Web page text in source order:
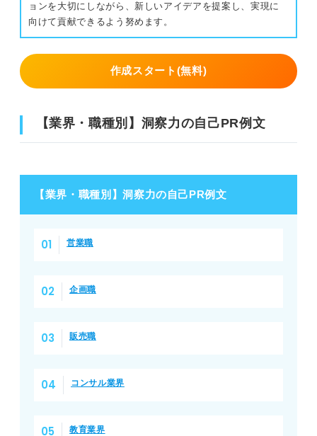
ョンを大切にしながら、新しいアイデアを提案し、実現に
向けて貢献できるよう努めます。
作成スタート(無料)
【業界・職種別】洞察力の自己PR例文
【業界・職種別】洞察力の自己PR例文
営業職
企画職
販売職
コンサル業界
教育業界